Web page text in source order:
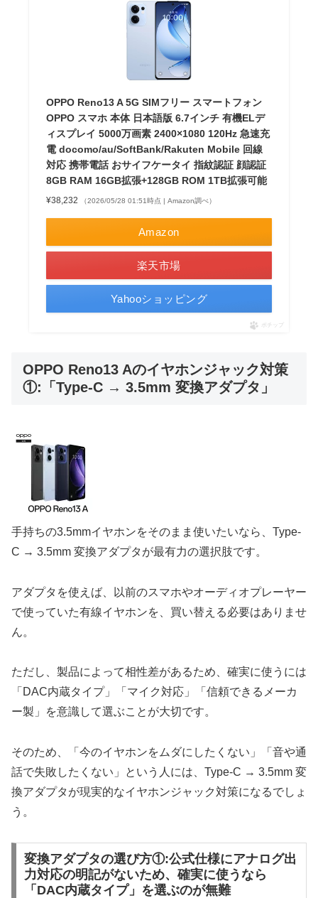
OPPO Reno13 A 5G SIMフリー スマートフォン
OPPO スマホ 本体 日本語版 6.7インチ 有機ELデ
ィスプレイ 5000万画素 2400×1080 120Hz 急速充
電 docomo/au/SoftBank/Rakuten Mobile 回線
対応 携帯電話 おサイフケータイ 指紋認証 顔認証
8GB RAM 16GB拡張+128GB ROM 1TB拡張可能
¥38,232 （2026/05/28 01:51時点 | Amazon調べ）
Amazon
楽天市場
Yahooショッピング
ポチップ
OPPO Reno13 Aのイヤホンジャック対策
①:「Type-C → 3.5mm 変換アダプタ」
手持ちの3.5mmイヤホンをそのまま使いたいなら、Type-
C → 3.5mm 変換アダプタが最有力の選択肢です。
アダプタを使えば、以前のスマホやオーディオプレーヤー
で使っていた有線イヤホンを、買い替える必要はありませ
ん。
ただし、製品によって相性差があるため、確実に使うには
「DAC内蔵タイプ」「マイク対応」「信頼できるメーカ
ー製」を意識して選ぶことが大切です。
そのため、「今のイヤホンをムダにしたくない」「音や通
話で失敗したくない」という人には、Type-C → 3.5mm 変
換アダプタが現実的なイヤホンジャック対策になるでしょ
う。
変換アダプタの選び方①:公式仕様にアナログ出
力対応の明記がないため、確実に使うなら
「DAC内蔵タイプ」を選ぶのが無難